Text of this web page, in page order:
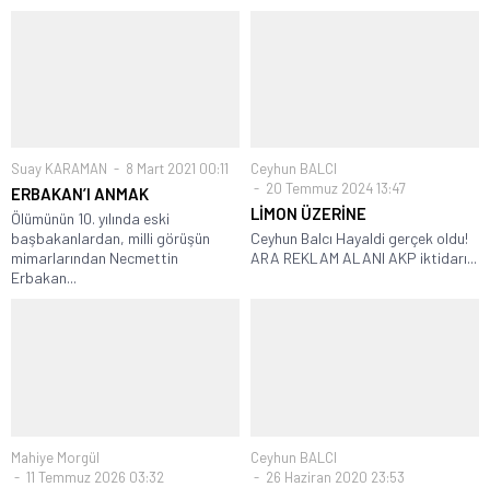
Suay KARAMAN 8 Mart 2021 00:11
ERBAKAN’I ANMAK
Ölümünün 10. yılında eski
başbakanlardan, milli görüşün
mimarlarından Necmettin
Erbakan...
Ceyhun BALCI
20 Temmuz 2024 13:47
LİMON ÜZERİNE
Ceyhun Balcı Hayaldi gerçek oldu!
ARA REKLAM ALANI AKP iktidarı...
Mahiye Morgül
11 Temmuz 2026 03:32
Ceyhun BALCI
26 Haziran 2020 23:53